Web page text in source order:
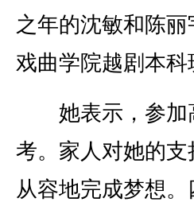
之年的沈敏和陈
戏曲学院越剧本科
她表示，参加
考。家人对她的支
从容地完成梦想